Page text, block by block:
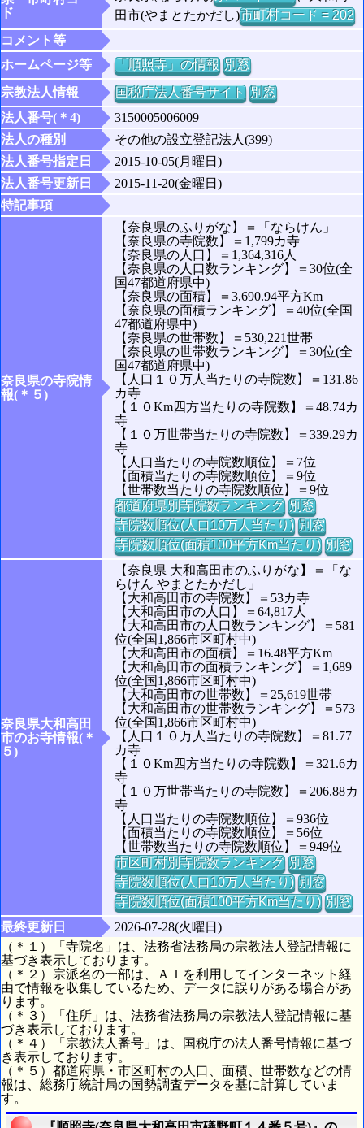
ド
田市(やまとたかだし)市町村コード = 202
コメント等
ホームページ等
「順照寺」の情報 別窓
宗教法人情報
国税庁法人番号サイト 別窓
法人番号(＊4)
3150005006009
法人の種別
その他の設立登記法人(399)
法人番号指定日
2015-10-05(月曜日)
法人番号更新日
2015-11-20(金曜日)
特記事項
奈良県の寺院情
報(＊５)
【奈良県のふりがな】＝「ならけん」
【奈良県の寺院数】＝1,799カ寺
【奈良県の人口】＝1,364,316人
【奈良県の人口数ランキング】＝30位(全
国47都道府県中)
【奈良県の面積】＝3,690.94平方Km
【奈良県の面積ランキング】＝40位(全国
47都道府県中)
【奈良県の世帯数】＝530,221世帯
【奈良県の世帯数ランキング】＝30位(全
国47都道府県中)
【人口１０万人当たりの寺院数】＝131.86
カ寺
【１０Km四方当たりの寺院数】＝48.74カ
寺
【１０万世帯当たりの寺院数】＝339.29カ
寺
【人口当たりの寺院数順位】＝7位
【面積当たりの寺院数順位】＝9位
【世帯数当たりの寺院数順位】＝9位
都道府県別寺院数ランキング 別窓
寺院数順位(人口10万人当たり) 別窓
寺院数順位(面積100平方Km当たり) 別窓
奈良県大和高田
市のお寺情報(＊
５)
【奈良県 大和高田市のふりがな】＝「な
らけん やまとたかだし」
【大和高田市の寺院数】＝53カ寺
【大和高田市の人口】＝64,817人
【大和高田市の人口数ランキング】＝581
位(全国1,866市区町村中)
【大和高田市の面積】＝16.48平方Km
【大和高田市の面積ランキング】＝1,689
位(全国1,866市区町村中)
【大和高田市の世帯数】＝25,619世帯
【大和高田市の世帯数ランキング】＝573
位(全国1,866市区町村中)
【人口１０万人当たりの寺院数】＝81.77
カ寺
【１０Km四方当たりの寺院数】＝321.6カ
寺
【１０万世帯当たりの寺院数】＝206.88カ
寺
【人口当たりの寺院数順位】＝936位
【面積当たりの寺院数順位】＝56位
【世帯数当たりの寺院数順位】＝949位
市区町村別寺院数ランキング 別窓
寺院数順位(人口10万人当たり) 別窓
寺院数順位(面積100平方Km当たり) 別窓
最終更新日
2026-07-28(火曜日)
（＊１）「寺院名」は、法務省法務局の宗教法人登記情報に
基づき表示しております。
（＊２）宗派名の一部は、ＡＩを利用してインターネット経
由で情報を収集しているため、データに誤りがある場合があ
ります。
（＊３）「住所」は、法務省法務局の宗教法人登記情報に基
づき表示しております。
（＊４）「宗教法人番号」は、国税庁の法人番号情報に基づ
き表示しております。
（＊５）都道府県・市区町村の人口、面積、世帯数などの情
報は、総務庁統計局の国勢調査データを基に計算していま
す。